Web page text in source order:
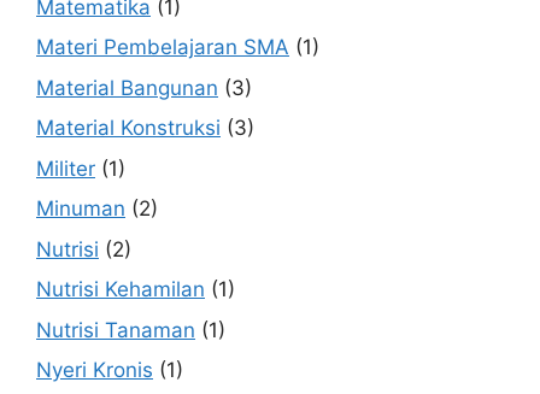
Matematika (1)
Materi Pembelajaran SMA (1)
Material Bangunan (3)
Material Konstruksi (3)
Militer (1)
Minuman (2)
Nutrisi (2)
Nutrisi Kehamilan (1)
Nutrisi Tanaman (1)
Nyeri Kronis (1)